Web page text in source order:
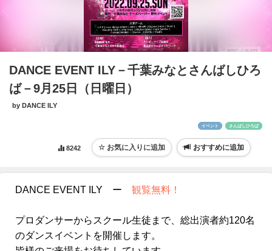
DANCE EVENT ILY－千葉みなとさんばしひろ
ば－9月25日（日曜日）
by DANCE ILY
イベント さんばしひろば
8242 おすすめに追加
DANCE EVENT ILY ー 観覧無料！
プロダンサーからスクール生徒まで、総出演者約120名
のダンスイベントを開催します。